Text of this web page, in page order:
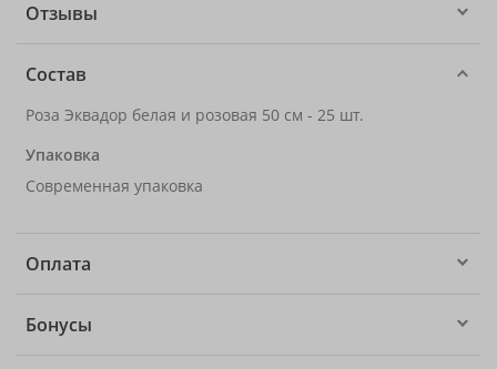
Отзывы
Состав
Роза Эквадор белая и розовая 50 см - 25 шт.
Упаковка
Современная упаковка
Оплата
Бонусы